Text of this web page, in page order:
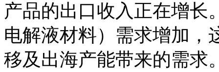
产品的出口收入正在增长
电解液材料）需求增加，
移及出海产能带来的需求